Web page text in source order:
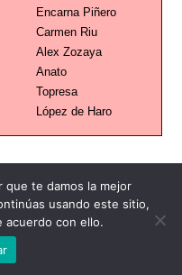
Encarna Piñero
Carmen Riu
Alex Zozaya
Anato
Topresa
López de Haro
que te damos la mejor
usando este sitio,
acuerdo con ello.
Contacto
derechos reservados